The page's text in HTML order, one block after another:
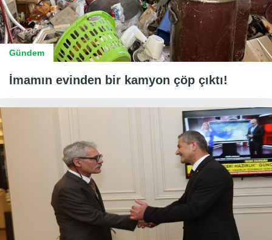
Gündem
İmamın evinden bir kamyon çöp çıktı!